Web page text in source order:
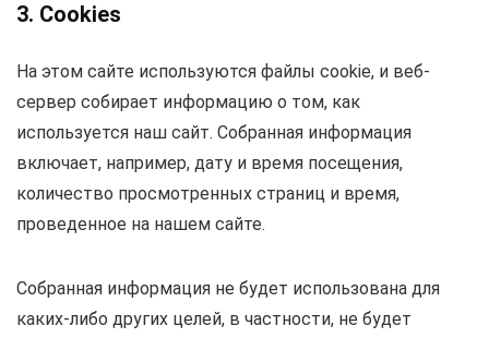
3. Cookies
На этом сайте используются файлы cookie, и веб-
сервер собирает информацию о том, как
используется наш сайт. Собранная информация
включает, например, дату и время посещения,
количество просмотренных страниц и время,
проведенное на нашем сайте.
Собранная информация не будет использована для
каких-либо других целей, в частности, не будет